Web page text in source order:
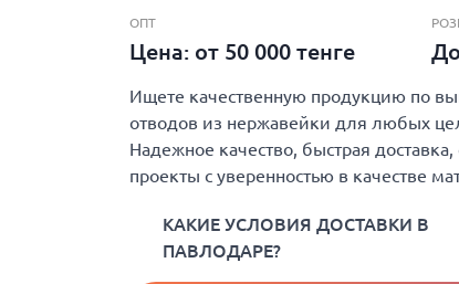
ОПТ
Цена: от 50 000 тенге
Ищете качественную продукцию по
отводов из нержавейки для любых
Надежное качество, быстрая
проекты с уверенностью в качестве
КАКИЕ УСЛОВИЯ ДОСТАВКИ В
ПАВЛОДАРЕ?